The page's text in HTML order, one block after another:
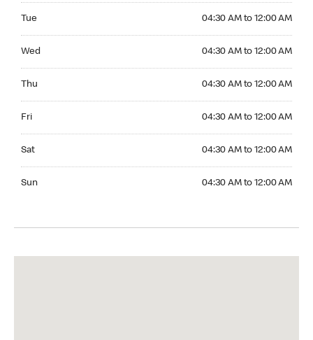
Tue 04:30 AM to 12:00 AM
Wed 04:30 AM to 12:00 AM
Thu 04:30 AM to 12:00 AM
Fri 04:30 AM to 12:00 AM
Sat 04:30 AM to 12:00 AM
Sun 04:30 AM to 12:00 AM